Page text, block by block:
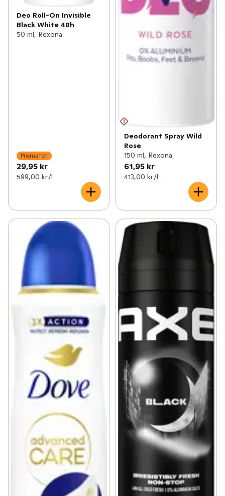
Deo Roll-On Invisible
Black White 48h
50 ml, Rexona
Prismatch
29,95 kr
599,00 kr /l
Deodorant Spray Wild
Rose
150 ml, Rexona
61,95 kr
413,00 kr /l